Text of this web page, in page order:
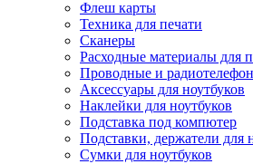
Флеш карты
Техника для печати
Сканеры
Расходные материалы для
Проводные и
Аксессуары для ноутбуков
Наклейки для ноутбуков
Подставка под компютер
Подставки, держатели для
Сумки для ноутбуков